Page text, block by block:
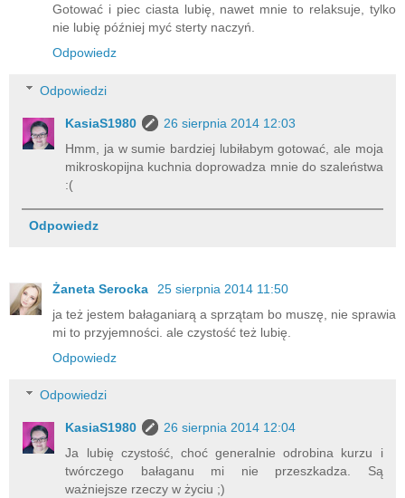
Gotować i piec ciasta lubię, nawet mnie to relaksuje, tylko
nie lubię później myć sterty naczyń.
Odpowiedz
Odpowiedzi
KasiaS1980
26 sierpnia 2014 12:03
Hmm, ja w sumie bardziej lubiłabym gotować, ale moja
mikroskopijna kuchnia doprowadza mnie do szaleństwa
:(
Odpowiedz
Żaneta Serocka
25 sierpnia 2014 11:50
ja też jestem bałaganiarą a sprzątam bo muszę, nie sprawia
mi to przyjemności. ale czystość też lubię.
Odpowiedz
Odpowiedzi
KasiaS1980
26 sierpnia 2014 12:04
Ja lubię czystość, choć generalnie odrobina kurzu i
twórczego bałaganu mi nie przeszkadza. Są
ważniejsze rzeczy w życiu ;)